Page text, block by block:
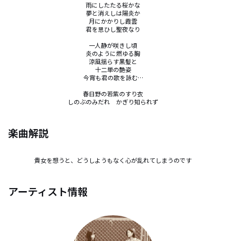
雨にしたたる桜かな
夢と消えしは陽炎か
月にかかりし霞雲
君を思ひし聖夜なり
一人静が咲きし頃
炎のように燃ゆる胸
涼風揺らす黒髪と
十二単の艶姿
今宵も君の歌を詠む…
春日野の若紫のすり衣
しのぶのみだれ　かぎり知られず
楽曲解説
貴女を想うと、どうしようもなく心が乱れてしまうのです
アーティスト情報